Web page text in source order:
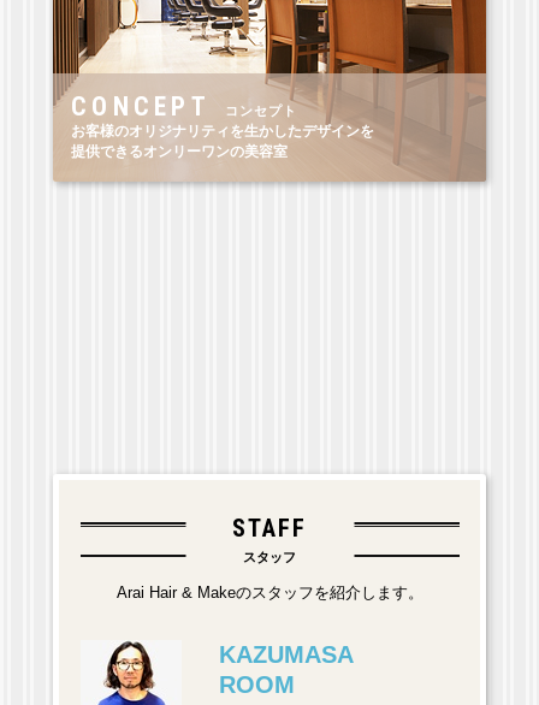
CONCEPT コンセプト
お客様のオリジナリティを生かしたデザインを
提供できるオンリーワンの美容室
STAFF
スタッフ
Arai Hair & Makeのスタッフを紹介します。
KAZUMASA
ROOM